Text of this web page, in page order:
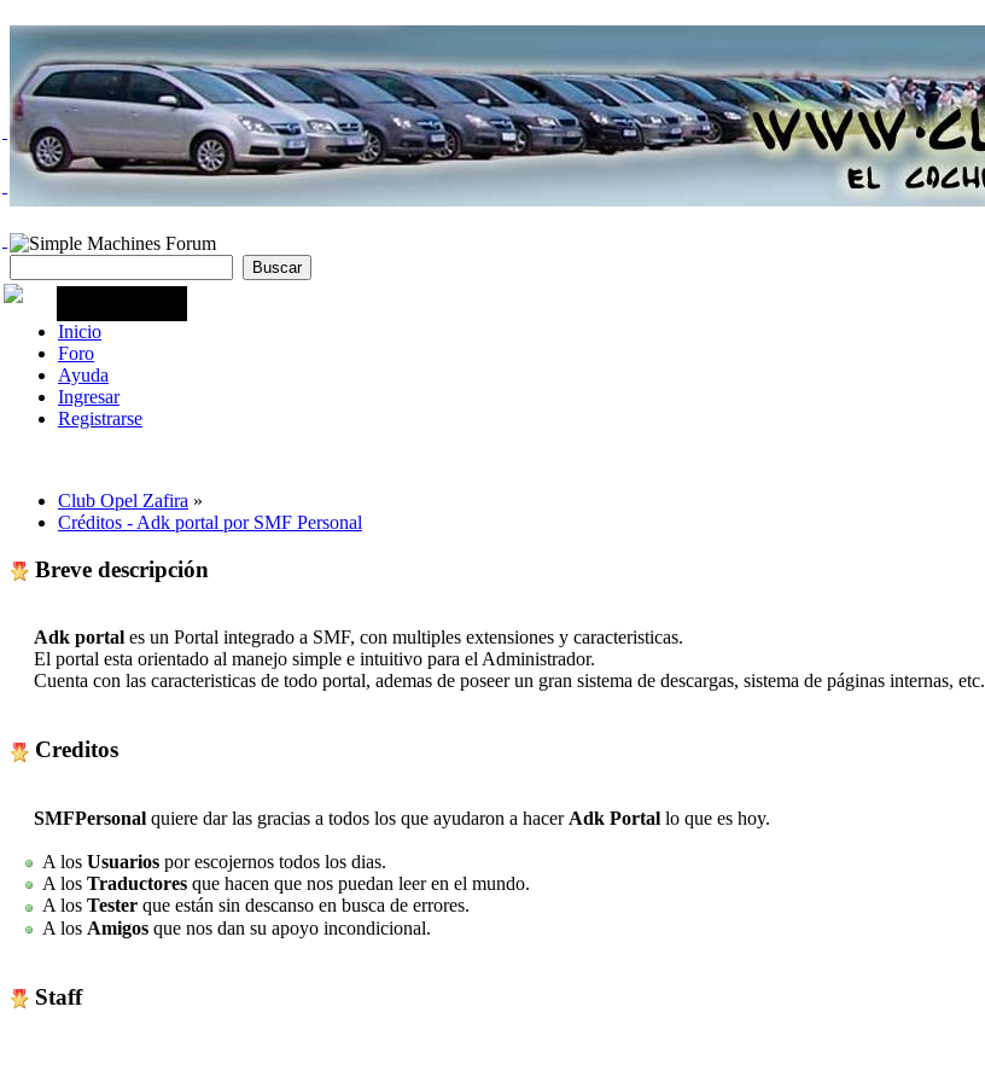
Inicio
Foro
Ayuda
Ingresar
Registrarse
Club Opel Zafira »
Créditos - Adk portal por SMF Personal
Breve descripción
Adk portal es un Portal integrado a SMF, con multiples extensiones y caracteristicas.
El portal esta orientado al manejo simple e intuitivo para el Administrador.
Cuenta con las caracteristicas de todo portal, ademas de poseer un gran sistema de descargas, sistema de páginas internas, etc.
Creditos
SMFPersonal quiere dar las gracias a todos los que ayudaron a hacer Adk Portal lo que es hoy.
A los Usuarios por escojernos todos los dias.
A los Traductores que hacen que nos puedan leer en el mundo.
A los Tester que están sin descanso en busca de errores.
A los Amigos que nos dan su apoyo incondicional.
Staff